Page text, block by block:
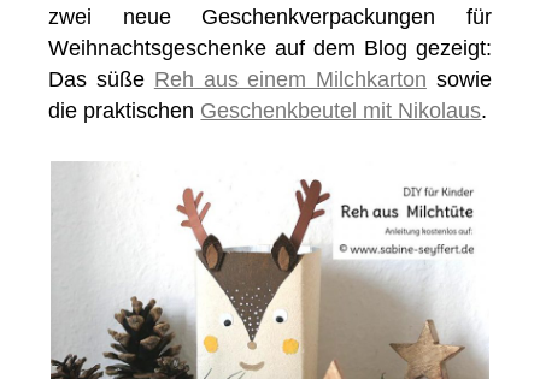
zwei neue Geschenkverpackungen für
Weihnachtsgeschenke auf dem Blog gezeigt:
Das süße Reh aus einem Milchkarton sowie
die praktischen Geschenkbeutel mit Nikolaus.